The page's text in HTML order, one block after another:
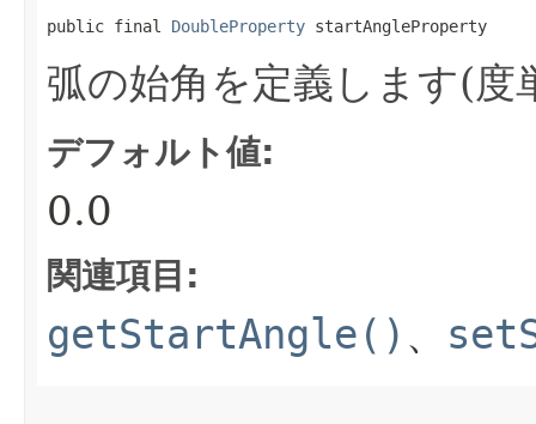
public final DoubleProperty startAngleProperty
弧の始角を定義します(度
デフォルト値:
0.0
関連項目:
getStartAngle() 、